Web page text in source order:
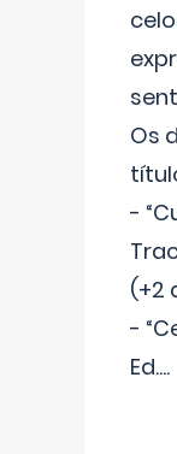
Os
-
(+2
-
Ed....